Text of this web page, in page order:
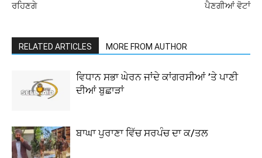
ਰਹਿਣਗੇ
ਪੈਣਗੀਆਂ ਵੋਟਾਂ
RELATED ARTICLES MORE FROM AUTHOR
ਵਿਧਾਨ ਸਭਾ ਘੇਰਨ ਜਾਂਦੇ ਕਾਂਗਰਸੀਆਂ ’ਤੇ ਪਾਣੀ
ਦੀਆਂ ਬੁਛਾੜਾਂ
ਬਾਘਾ ਪੁਰਾਣਾ ਵਿੱਚ ਸਰਪੰਚ ਦਾ ਕ/ਤਲ